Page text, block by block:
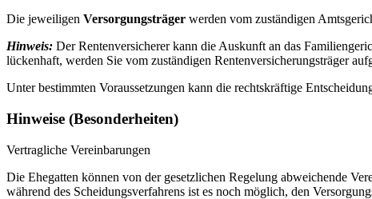
Die jeweiligen Versorgungsträger werden vom zuständigen
Hinweis: Der Rentenversicherer kann die Auskunft an das
lückenhaft, werden Sie vom zuständigen Rentenversicherungsträger
Unter bestimmten Voraussetzungen kann die rechtskräftige
Hinweise (Besonderheiten)
Vertragliche Vereinbarungen
Die Ehegatten können von der gesetzlichen Regelung abweichende
während des Scheidungsverfahrens ist es noch möglich, den